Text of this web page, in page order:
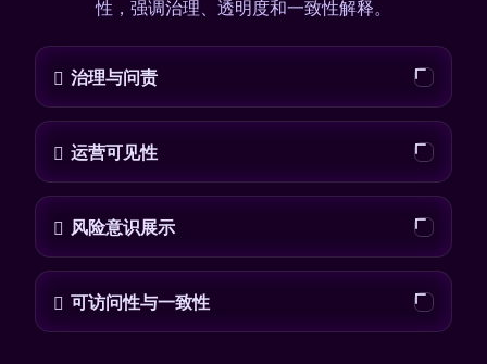
性，强调治理、透明度和一致性解释。
治理与问责
运营可见性
风险意识展示
可访问性与一致性